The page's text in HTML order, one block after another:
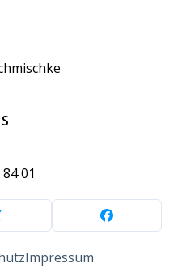
01
Impressum